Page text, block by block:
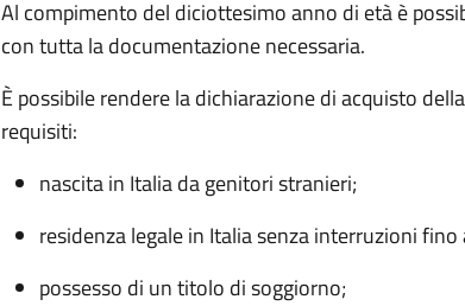
Al compimento del diciottesimo anno di età è
con tutta la documentazione necessaria.
È possibile rendere la dichiarazione di acquisto
requisiti:
nascita in Italia da genitori stranieri;
residenza legale in Italia senza interruzioni
possesso di un titolo di soggiorno;